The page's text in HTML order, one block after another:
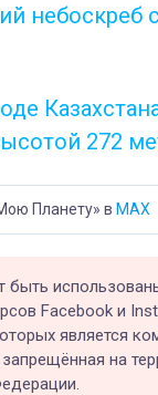
небоскреб
272
Планету» в MAX
быть
Facebook и
является
на